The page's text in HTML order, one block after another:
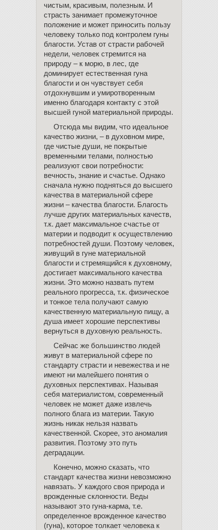
чистым, красивым, полезным. И
страсть занимает промежуточное
положение и может приносить пользу
человеку только под контролем гуны
благости. Устав от страсти рабочей
недели, человек стремится на
природу – к морю, в лес, где
доминирует естественная гуна
благости и он чувствует себя
отдохнувшим и умиротворенным
именно благодаря контакту с этой
высшей гуной материальной природы.
Отсюда мы видим, что идеальное
качество жизни, – в духовном мире,
где чистые души, не покрытые
временными телами, полностью
реализуют свои потребности:
вечность, знание и счастье. Однако
сначала нужно подняться до высшего
качества в материальной сфере
жизни – качества благости. Благость
лучше других материальных качеств,
т.к. дает максимальное счастье от
материи и подводит к осуществлению
потребностей души. Поэтому человек,
живущий в гуне материальной
благости и стремящийся к духовному,
достигает максимального качества
жизни. Это можно назвать путем
реального прогресса, т.к. физическое
и тонкое тела получают самую
качественную материальную пищу, а
душа имеет хорошие перспективы
вернуться в духовную реальность.
Сейчас же большинство людей
живут в материальной сфере по
стандарту страсти и невежества и не
имеют ни малейшего понятия о
духовных перспективах. Называя
себя материалистом, современный
человек не может даже извлечь
полного блага из материи. Такую
жизнь никак нельзя назвать
качественной. Скорее, это аномалия
развития. Поэтому это путь
деградации.
Конечно, можно сказать, что
стандарт качества жизни невозможно
навязать. У каждого своя природа и
врожденные склонности. Веды
называют это гуна-карма, т.е.
определенное врожденное качество
(гуна), которое толкает человека к